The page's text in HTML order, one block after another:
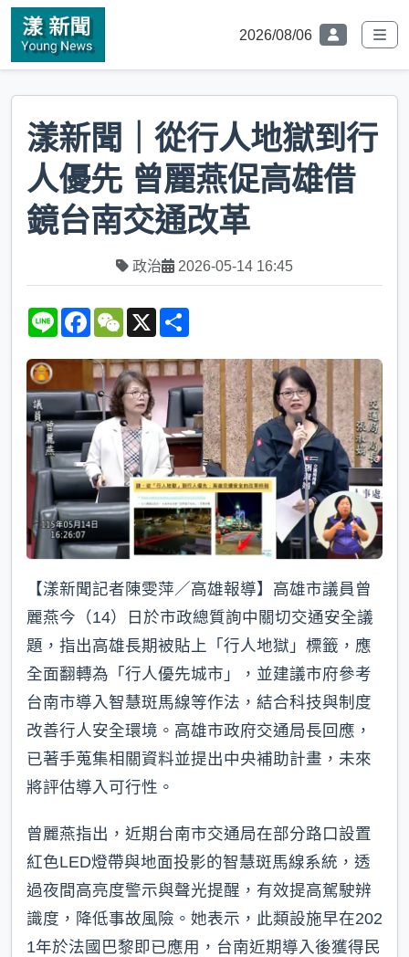
2026/08/06
漾新聞｜從行人地獄到行
人優先 曾麗燕促高雄借
鏡台南交通改革
政治 2026-05-14 16:45
L
e
F
e
b
o
o
k
W
h
a
t
X
r
e
【漾新聞記者陳雯萍／高雄報導】高雄市議員曾
麗燕今（14）日於市政總質詢中關切交通安全議
題，指出高雄長期被貼上「行人地獄」標籤，應
全面翻轉為「行人優先城市」，並建議市府參考
台南市導入智慧斑馬線等作法，結合科技與制度
改善行人安全環境。高雄市政府交通局長回應，
已著手蒐集相關資料並提出中央補助計畫，未來
將評估導入可行性。
曾麗燕指出，近期台南市交通局在部分路口設置
紅色LED燈帶與地面投影的智慧斑馬線系統，透
過夜間高亮度警示與聲光提醒，有效提高駕駛辨
識度，降低事故風險。她表示，此類設施早在202
1年於法國巴黎即已應用，台南近期導入後獲得民